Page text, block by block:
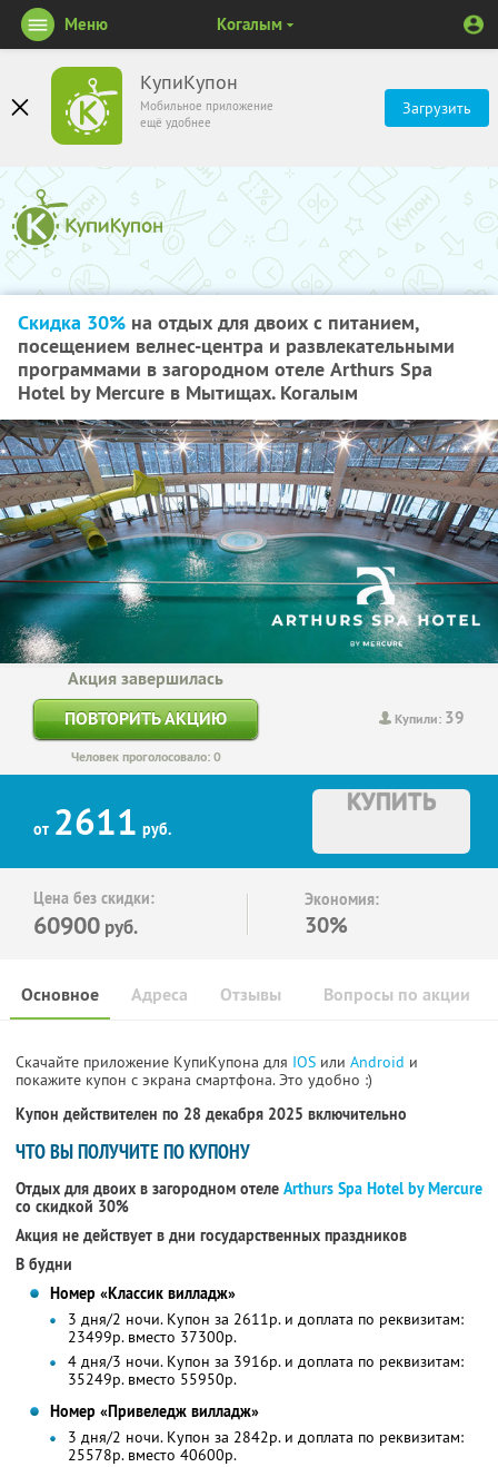
КупиКупон
Мобильное приложение
ещё удобнее
Загрузить
Меню Когалым
Скидка 30% на отдых для двоих с питанием,
посещением велнес-центра и развлекательными
программами в загородном отеле Arthurs Spa
Hotel by Mercure в Мытищах. Когалым
Купили: 39
Акция завершилась
ПОВТОРИТЬ АКЦИЮ
Человек проголосовало: 0
от 2611 руб.
КУПИТЬ
Цена без скидки:
60900 руб.
Экономия:
30%
Основное Отзывы Вопросы по акции
Адреса
Скачайте приложение КупиКупона для IOS или Android и
покажите купон с экрана смартфона. Это удобно :)
Купон действителен по 28 декабря 2025 включительно
ЧТО ВЫ ПОЛУЧИТЕ ПО КУПОНУ
Отдых для двоих в загородном отеле Arthurs Spa Hotel by Mercure
со скидкой 30%
Акция не действует в дни государственных праздников
В будни
Номер «Классик вилладж»
3 дня/2 ночи. Купон за 2611р. и доплата по реквизитам:
23499р. вместо 37300р.
4 дня/3 ночи. Купон за 3916р. и доплата по реквизитам:
35249р. вместо 55950р.
Номер «Привеледж вилладж»
3 дня/2 ночи. Купон за 2842р. и доплата по реквизитам:
25578р. вместо 40600р.